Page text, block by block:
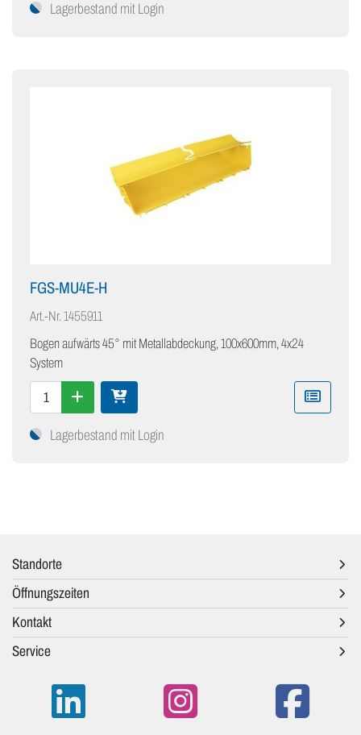
Lagerbestand mit Login
FGS-MU4E-H
Art.-Nr.1455911
Bogen aufwärts 45° mit Metallabdeckung, 100x600mm, 4x24
System
Lagerbestand mit Login
Standorte
Öffnungszeiten
Kontakt
Service